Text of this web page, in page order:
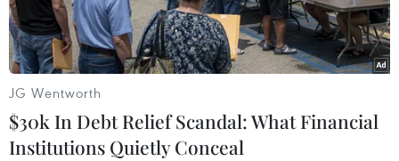
JG Wentworth
$30k In Debt Relief Scandal: What Financial
Institutions Quietly Conceal